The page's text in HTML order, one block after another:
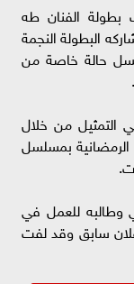
من نوعية 10 حلقات بطولة الفنان طه
البطولة النجمة
حالة خاصة من
من خلال
بمسلسل
وطالبه للعمل في
سابق وقد لفت